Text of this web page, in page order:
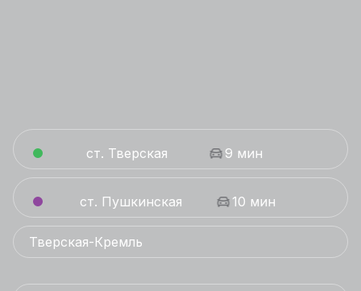
ст. Тверская 9 мин
ст. Пушкинская 10 мин
Тверская-Кремль